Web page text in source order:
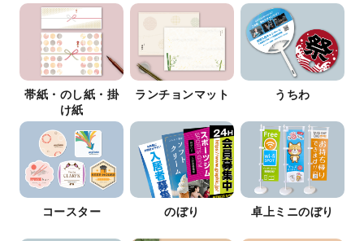
帯紙・のし紙・掛
け紙
ランチョンマット うちわ
コースター のぼり 卓上ミニのぼり